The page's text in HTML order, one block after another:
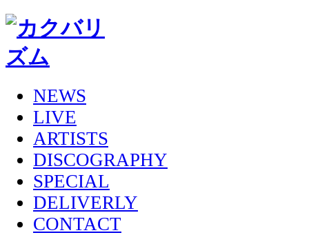
NEWS
LIVE
ARTISTS
DISCOGRAPHY
SPECIAL
DELIVERLY
CONTACT